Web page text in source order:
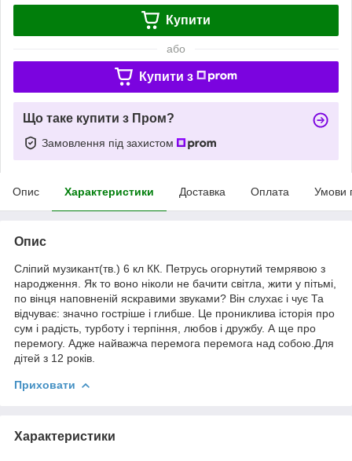
Купити
або
Купити з
Що таке купити з Пром?
Замовлення під захистом
Опис Характеристики Доставка Оплата Умови
Опис
Сліпий музикант(тв.) 6 кл КК. Петрусь огорнутий темрявою з
народження. Як то воно ніколи не бачити світла, жити у пітьмі,
по вінця наповненій яскравими звуками? Він слухає і чує Та
відчуває: значно гостріше і глибше. Це прониклива історія про
сум і радість, турботу і терпіння, любов і дружбу. А ще про
перемогу. Адже найважча перемога перемога над собою.Для
дітей з 12 років.
Приховати
Характеристики